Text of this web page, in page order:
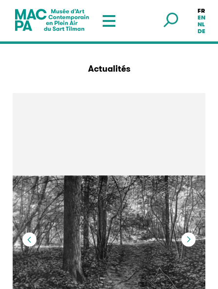
Musée en plein air — Sart Tilman
FR
EN
NL
DE
Actualités